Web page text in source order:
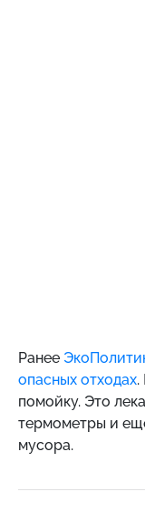
Ранее
опасных отходах.
помойку. Это
термометры и
мусора.